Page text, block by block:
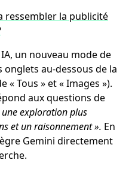
ressembler la publicité
un nouveau mode de
au-dessous de la
« Tous » et « Images »).
aux questions de
exploration plus
et un raisonnement ». En
Gemini directement